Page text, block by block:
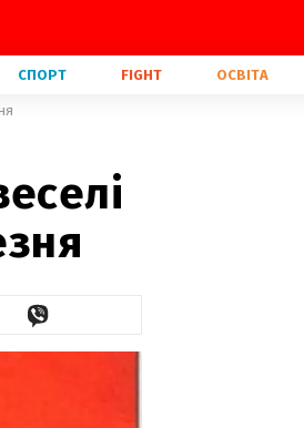
СПОРТ FIGHT ОСВІТА